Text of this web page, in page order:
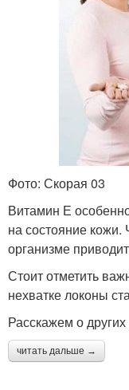
Фото: Скорая 03
Витамин Е
на состояние кожи.
организме
Стоит отметить
нехватке локоны
Расскажем о
читать дальше →